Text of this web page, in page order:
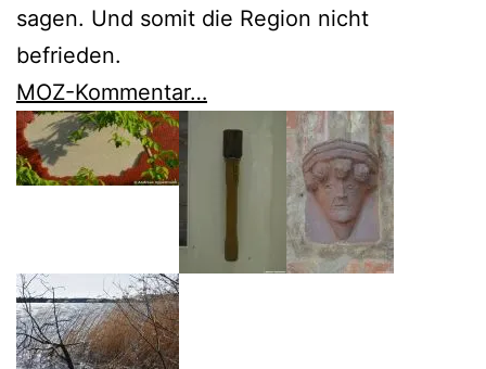
sagen. Und somit die Region nicht
befrieden.
MOZ-Kommentar…